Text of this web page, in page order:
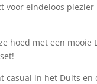
voor eindeloos
hoed met een mooie
casual in het Duits en